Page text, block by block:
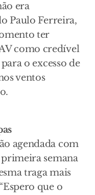
era
Paulo Ferreira,
ter
como credível
o excesso de
ventos
agendada com
semana
traga mais
que o